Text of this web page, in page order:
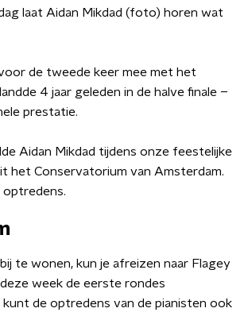
laat Aidan Mikdad (foto) horen wat
de tweede keer mee met het
4 jaar geleden in de halve finale –
prestatie.
Aidan Mikdad tijdens onze feestelijke
het Conservatorium van Amsterdam.
optredens.
te wonen, kun je afreizen naar Flagey
week de eerste rondes
kunt de optredens van de pianisten ook